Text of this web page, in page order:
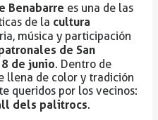
Benabarre es una de las
de la cultura
música y participación
de San
8 de junio. Dentro de
llena de color y tradición
queridos por los vecinos:
dels palitrocs.